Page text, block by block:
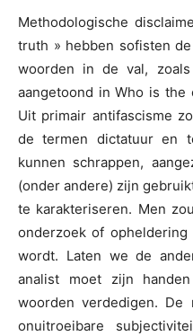
Methodologische
truth » hebben sofisten
woorden in de val,
aangetoond in Who is the
Uit primair antifascisme
de termen dictatuur en
kunnen schrappen,
(onder andere) zijn
te karakteriseren. Men
onderzoek of
wordt. Laten we de
analist moet zijn
woorden verdedigen. De
onuitroeibare